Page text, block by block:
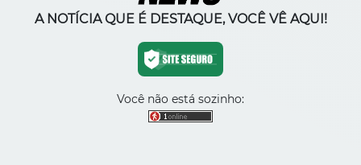
A NOTÍCIA QUE É DESTAQUE, VOCÊ VÊ AQUI!
Você não está sozinho: